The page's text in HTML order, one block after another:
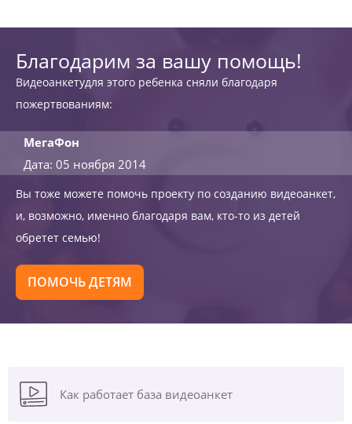
Благодарим за вашу помощь!
Видеоанкетудля этого ребенка сняли благодаря
пожертвованиям:
МегаФон
Дата: 05 ноября 2014
Вы тоже можете помочь проекту по созданию видеоанкет,
и, возможно, именно благодаря вам, кто-то из детей
обретет семью!
ПОМОЧЬ ДЕТЯМ
Как работает база видеоанкет